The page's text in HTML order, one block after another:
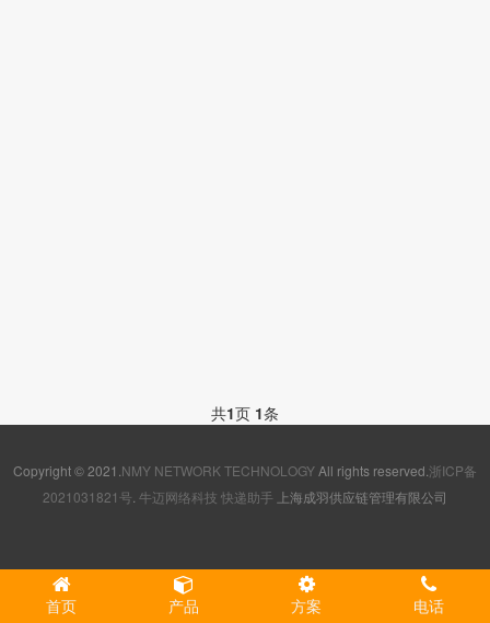
共1页 1条
Copyright © 2021. NMY NETWORK TECHNOLOGY All rights reserved. 浙ICP备
2021031821号 牛迈网络科技 快递助手 上海成羽供应链管理有限公司
首页 产品 方案 电话